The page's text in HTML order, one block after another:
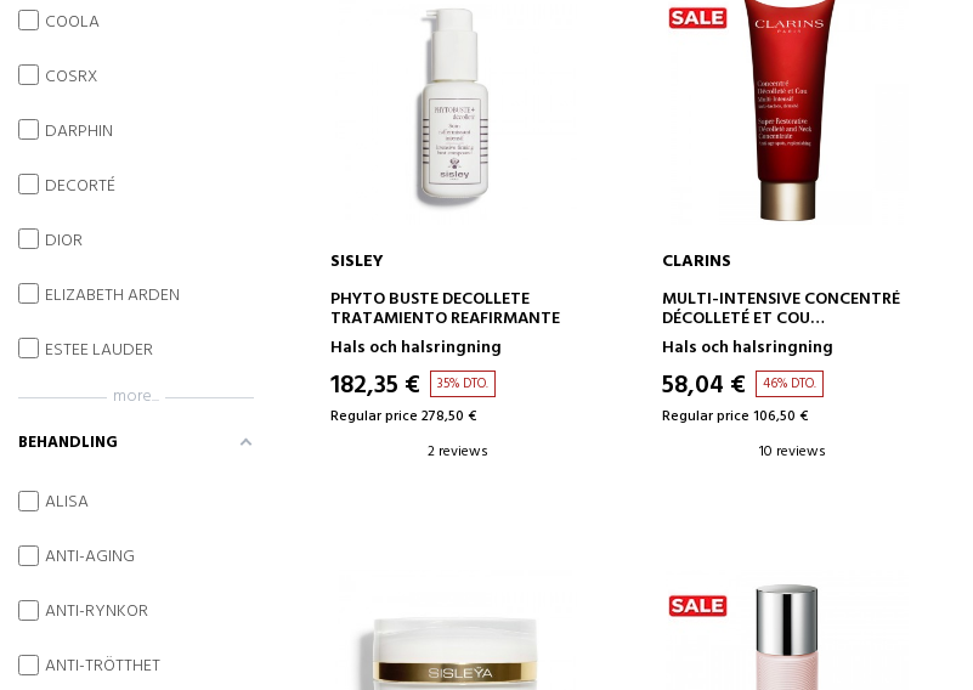
ADD TO CART
SISLEY
PHYTO BUSTE DECOLLETE
TRATAMIENTO REAFIRMANTE
Hals och halsringning
182,35 € 35% DTO.
Regular price 278,50 €
2 reviews
ADD TO CART
CLARINS
MULTI-INTENSIVE CONCENTRÉ
DÉCOLLETÉ ET COU
TRATAMIENTO CUELLO Y
ESCOTE
Hals och halsringning
58,04 € 46% DTO.
Regular price 106,50 €
10 reviews
COOLA
COSRX
DARPHIN
DECORTÉ
DIOR
ELIZABETH ARDEN
ESTEE LAUDER
more...
BEHANDLING
ALISA
ANTI-AGING
ANTI-RYNKOR
ANTI-TRÖTTHET